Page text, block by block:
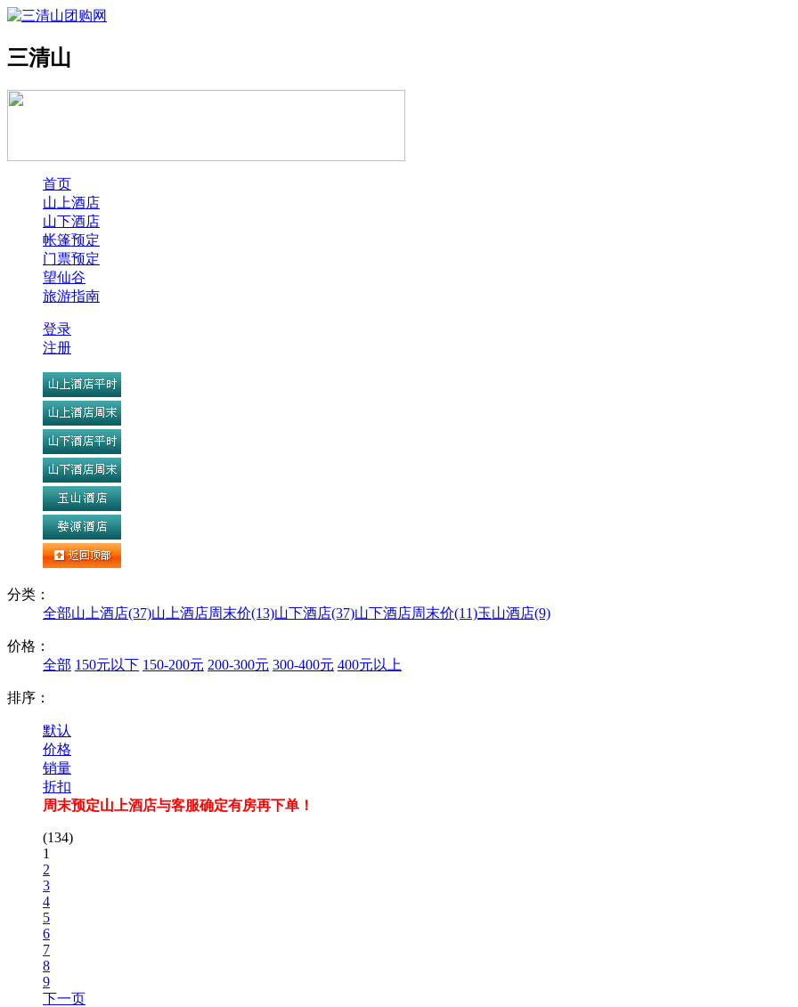
三清山
首页
山上酒店
山下酒店
帐篷预定
门票预定
望仙谷
旅游指南
登录
注册
分类：
全部山上酒店(37)山上酒店周末价(13)山下酒店(37)山下酒店周末价(11)玉山酒店(9)
价格：
全部 150元以下 150-200元 200-300元 300-400元 400元以上
排序：
默认
价格
销量
折扣
周末预定山上酒店与客服确定有房再下单！
(134)
1
2
3
4
5
6
7
8
9
下一页